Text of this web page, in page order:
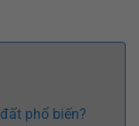
phổ biến?